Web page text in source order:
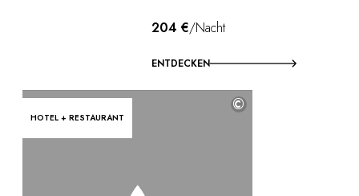
204 €/Nacht
ENTDECKEN
HOTEL + RESTAURANT
©